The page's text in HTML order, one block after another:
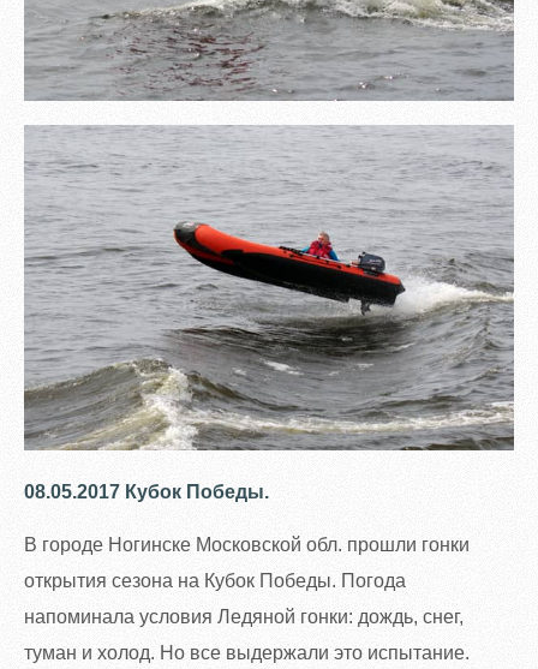
08.05.2017 Кубок Победы.
В городе Ногинске Московской обл. прошли гонки
открытия сезона на Кубок Победы. Погода
напоминала условия Ледяной гонки: дождь, снег,
туман и холод. Но все выдержали это испытание.